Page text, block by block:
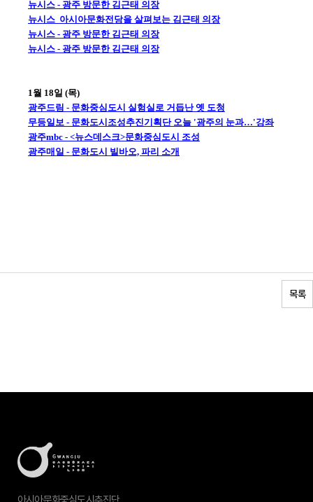
뉴시스 - 광주 방문한 김근태 의장
뉴시스 아시아문화전당을 살펴보는 김근태 의장
뉴시스 - 광주 방문한 김근태 의장
뉴시스 - 광주 방문한 김근태 의장
1월 18일 (목)
광주드림 - 문화중심도시 실험실로 거듭난 옛 도청
무등일보 - 문화도시조성추진기획단 오늘 '광주의 눈과…'강좌
광주mbc - <뉴스데스크>문화중심도시 조성
광주매일 - 문화도시 빌바오, 파리 소개
목록